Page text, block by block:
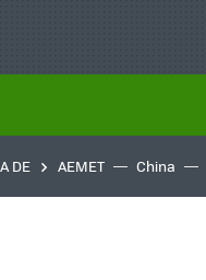
DE AEMET China